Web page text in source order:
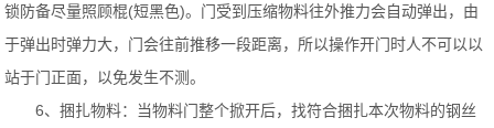
锁防备尽量照顾棍(短黑色)。门受到压缩物料往外推力会自动弹出，由
于弹出时弹力大，门会往前推移一段距离，所以操作开门时人不可以以
站于门正面，以免发生不测。
6、捆扎物料：当物料门整个掀开后，找符合捆扎本次物料的钢丝